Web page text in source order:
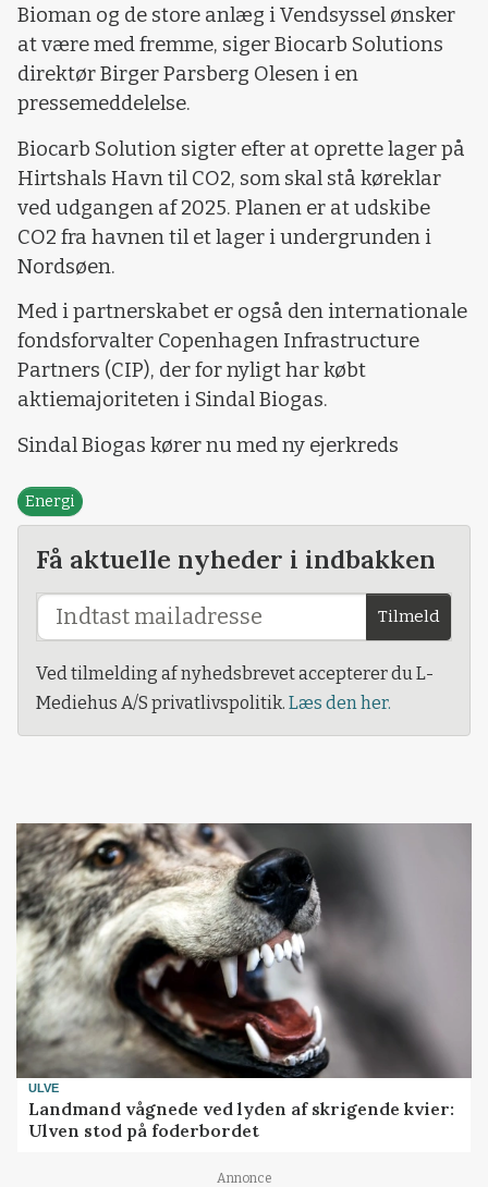
Bioman og de store anlæg i Vendsyssel ønsker
at være med fremme, siger Biocarb Solutions
direktør Birger Parsberg Olesen i en
pressemeddelelse.
Biocarb Solution sigter efter at oprette lager på
Hirtshals Havn til CO2, som skal stå køreklar
ved udgangen af 2025. Planen er at udskibe
CO2 fra havnen til et lager i undergrunden i
Nordsøen.
Med i partnerskabet er også den internationale
fondsforvalter Copenhagen Infrastructure
Partners (CIP), der for nyligt har købt
aktiemajoriteten i Sindal Biogas.
Sindal Biogas kører nu med ny ejerkreds
Energi
Få aktuelle nyheder i indbakken
Tilmeld
Ved tilmelding af nyhedsbrevet accepterer du L-
Mediehus A/S privatlivspolitik. Læs den her.
ULVE
Landmand vågnede ved lyden af skrigende kvier:
Ulven stod på foderbordet
Annonce